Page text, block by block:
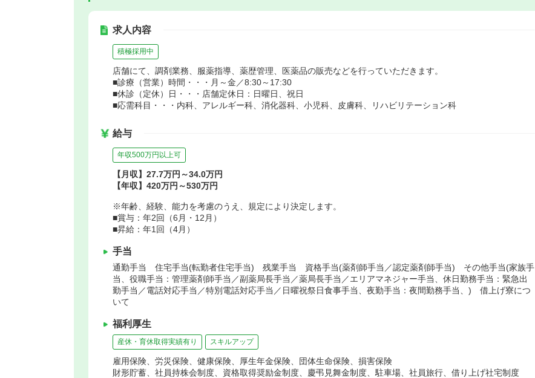
求人内容
積極採用中
店舗にて、調剤業務、服薬指導、薬歴管理、医薬品の販売などを行っていただきます。
■診療（営業）時間・・・月～金／8:30～17:30
■休診（定休）日・・・店舗定休日：日曜日、祝日
■応需科目・・・内科、アレルギー科、消化器科、小児科、皮膚科、リハビリテーション科
給与
年収500万円以上可
【月収】27.7万円～34.0万円
【年収】420万円～530万円
※年齢、経験、能力を考慮のうえ、規定により決定します。
■賞与：年2回（6月・12月）
■昇給：年1回（4月）
手当
通勤手当 住宅手当(転勤者住宅手当) 残業手当 資格手当(薬剤師手当／認定薬剤師手当) その他手当(家族手
当、役職手当：管理薬剤師手当／副薬局長手当／薬局長手当／エリアマネジャー手当、休日勤務手当：緊急出
勤手当／電話対応手当／特別電話対応手当／日曜祝祭日食事手当、夜勤手当：夜間勤務手当、) 借上げ寮につ
いて
福利厚生
産休・育休取得実績有り スキルアップ
雇用保険、労災保険、健康保険、厚生年金保険、団体生命保険、損害保険
財形貯蓄、社員持株会制度、資格取得奨励金制度、慶弔見舞金制度、駐車場、社員旅行、借り上げ社宅制度